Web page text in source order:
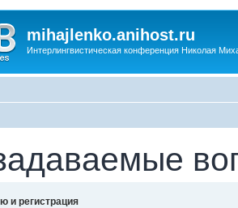
mihajlenko.anihost.ru
Интерлингвистическая конференция Николая
и регистрация